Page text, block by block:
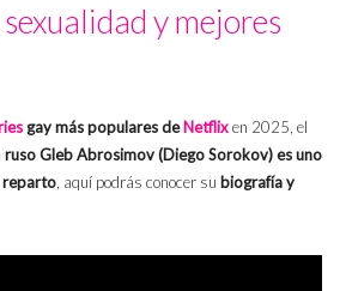
y mejores
gay más populares deNetflixen 2025, el
rusoGleb Abrosimov(Diego Sorokov) es uno
reparto, aquí podrás conocer su biografía y